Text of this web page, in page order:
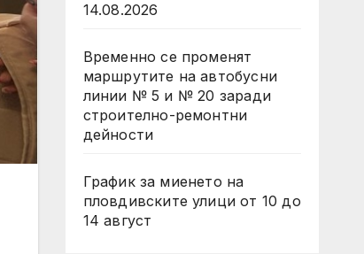
14.08.2026
Временно се променят
маршрутите на автобусни
линии № 5 и № 20 заради
строително-ремонтни
дейности
График за миенето на
пловдивските улици от 10 до
14 август